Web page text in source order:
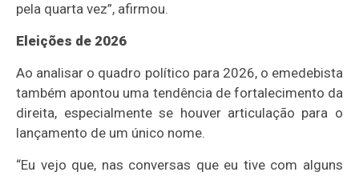
pela quarta vez”, afirmou.
Eleições de 2026
Ao analisar o quadro político para 2026, o emedebista
também apontou uma tendência de fortalecimento da
direita, especialmente se houver articulação para o
lançamento de um único nome.
“Eu vejo que, nas conversas que eu tive com alguns